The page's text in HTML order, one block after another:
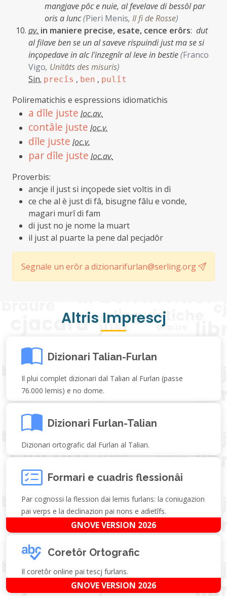
mangjave pôc e nuie, al fevelave di bessôl par
oris a lunc(Pieri Menis, Il fi de Rosse)
av. in maniere precise, esate, cence erôrs: dut
al filave ben se un al saveve rispuindi just ma se si
inçopedave in alc l'inzegnîr al leve in bestie(Franco
Vigo, Unitâts des misuris)
Sin. precîs , ben , pulît
Polirematichis e espressions idiomatichis
a dîle juste loc.av.
contâle juste loc.v.
dîle juste loc.v.
par dîle juste loc.av.
Proverbis:
ancje il just si inçopede siet voltis in dì
ce che al è just di fâ, bisugne fâlu e vonde,
magari murî di fam
di just no je nome la muart
il just al puarte la pene dal pecjadôr
Segnale un erôr a dizionarifurlan@serling.org
Altris Imprescj
Dizionari Talian-Furlan
Il plui complet dizionari dal Talian al Furlan (passe
76.000 lemis) e no dome.
Dizionari Furlan-Talian
Dizionari ortografic dal Furlan al Talian.
Formari e cuadris flessionâi
Par cognossi la flession dai lemis furlans: la coniugazion
pai verps e la declinazion pai nons e adietîfs.
GNOVE VERSION 2026
Coretôr Ortografic
Il coretôr online pai tescj furlans.
GNOVE VERSION 2026